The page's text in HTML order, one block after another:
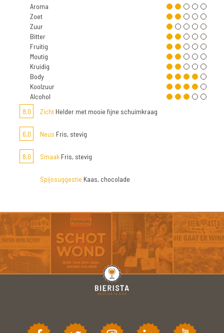
Aroma
Zoet
Zuur
Bitter
Fruitig
Moutig
Kruidig
Body
Koolzuur
Alcohol
8,0
Zicht Helder met mooie fijne schuimkraag
6,0 Neus Fris, stevig
8,0 Smaak Fris, stevig
Spijssuggestie Kaas, chocolade